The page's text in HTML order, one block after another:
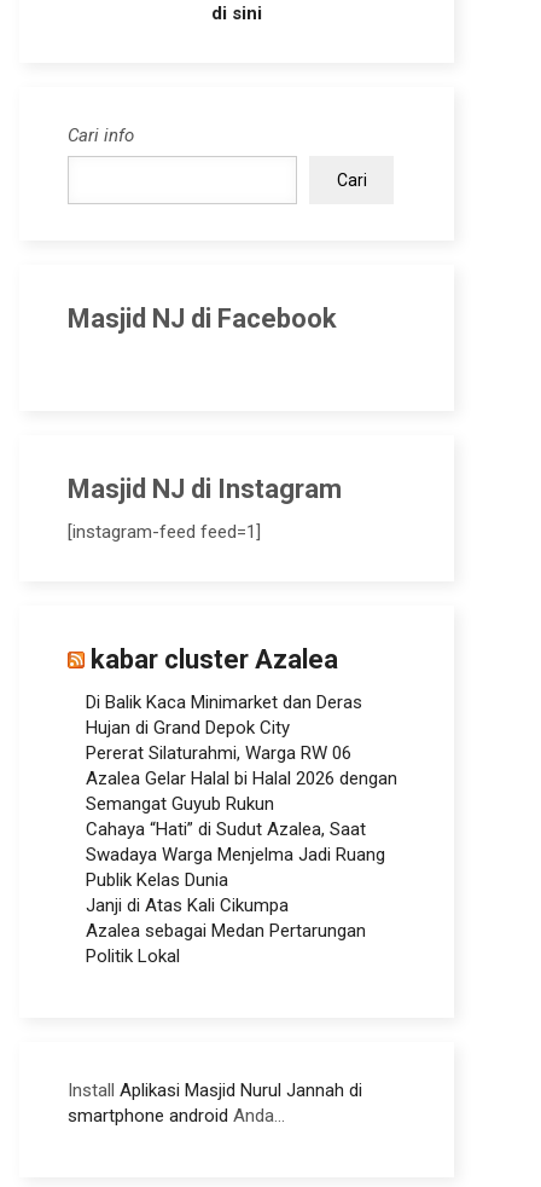
di sini
Cari info
Cari
Masjid NJ di Facebook
Masjid NJ di Instagram
[instagram-feed feed=1]
kabar cluster Azalea
Di Balik Kaca Minimarket dan Deras
Hujan di Grand Depok City
Pererat Silaturahmi, Warga RW 06
Azalea Gelar Halal bi Halal 2026 dengan
Semangat Guyub Rukun
Cahaya “Hati” di Sudut Azalea, Saat
Swadaya Warga Menjelma Jadi Ruang
Publik Kelas Dunia
Janji di Atas Kali Cikumpa
Azalea sebagai Medan Pertarungan
Politik Lokal
Install Aplikasi Masjid Nurul Jannah di
smartphone android Anda...